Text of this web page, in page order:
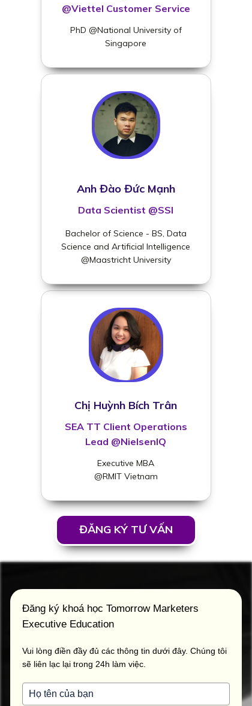
ĐĂNG KÝ TƯ VẤN
@Viettel Customer Service
PhD @National University of
Singapore
Chị Huỳnh Bích Trân
SEA TT Client Operations
Lead @NielsenIQ
Executive MBA
@RMIT Vietnam
Bachelor of Science - BS, Data
Science and Artificial Intelligence
@Maastricht University
Anh Đào Đức Mạnh
Data Scientist @SSI
Đăng ký khoá học Tomorrow Marketers
Executive Education
Vui lòng điền đầy đủ các thông tin dưới đây. Chúng tôi
sẽ liên lạc lại trong 24h làm việc.